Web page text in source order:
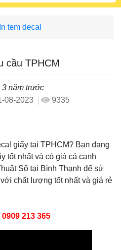
In tem decal
cầu TPHCM
3 năm trước
08-2023 9335
giấy tại TPHCM? Bạn đang
tốt nhất và có giá cả cạnh
Số tại Bình Thạnh để sử
chất lượng tốt nhất và giá rẻ
0909 213 365